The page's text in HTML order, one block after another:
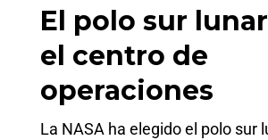
El polo sur
el centro de
operaciones
La NASA ha elegido el polo sur